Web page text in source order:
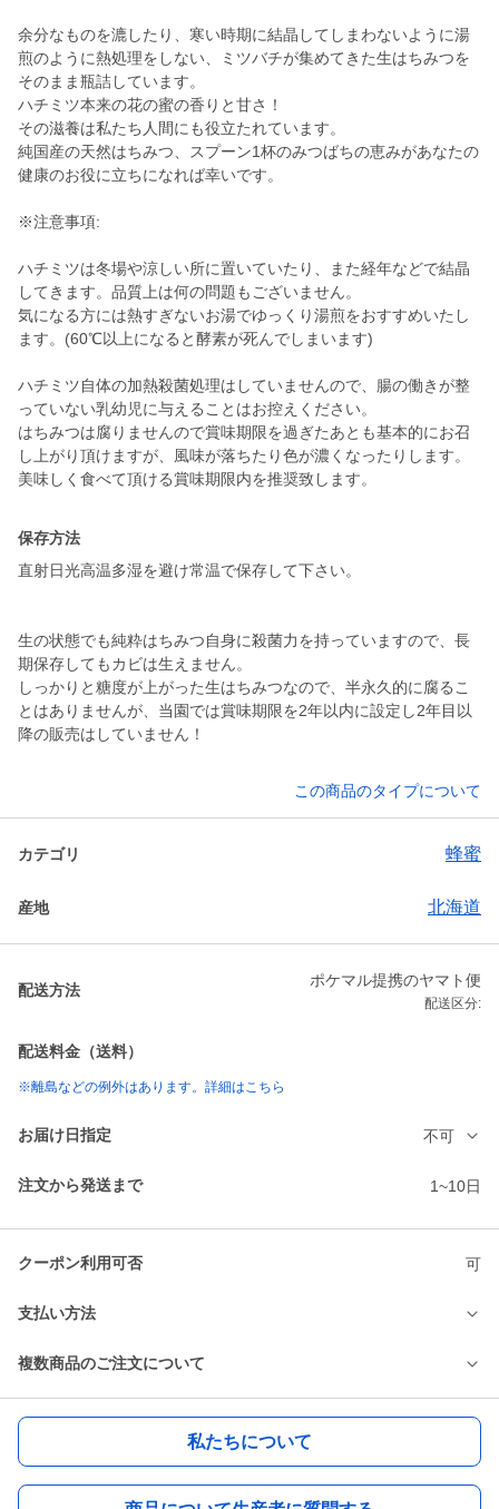
余分なものを漉したり、寒い時期に結晶してしまわないように湯
煎のように熱処理をしない、ミツバチが集めてきた生はちみつを
そのまま瓶詰しています。
ハチミツ本来の花の蜜の香りと甘さ！
その滋養は私たち人間にも役立たれています。
純国産の天然はちみつ、スプーン1杯のみつばちの恵みがあなたの
健康のお役に立ちになれば幸いです。
※注意事項:
ハチミツは冬場や涼しい所に置いていたり、また経年などで結晶
してきます。品質上は何の問題もございません。
気になる方には熱すぎないお湯でゆっくり湯煎をおすすめいたし
ます。(60℃以上になると酵素が死んでしまいます)
ハチミツ自体の加熱殺菌処理はしていませんので、腸の働きが整
っていない乳幼児に与えることはお控えください。
はちみつは腐りませんので賞味期限を過ぎたあとも基本的にお召
し上がり頂けますが、風味が落ちたり色が濃くなったりします。
保存方法
直射日光高温多湿を避け常温で保存して下さい。
生の状態でも純粋はちみつ自身に殺菌力を持っていますので、長
期保存してもカビは生えません。
しっかりと糖度が上がった生はちみつなので、半永久的に腐るこ
とはありませんが、当園では賞味期限を2年以内に設定し2年目以
降の販売はしていません！
この商品のタイプについて
カテゴリ 蜂蜜
産地 北海道
配送方法
ポケマル提携のヤマト便
配送区分:
配送料金（送料）
※離島などの例外はあります。詳細はこちら
お届け日指定 不可
注文から発送まで 1~10日
クーポン利用可否 可
支払い方法
複数商品のご注文について
私たちについて